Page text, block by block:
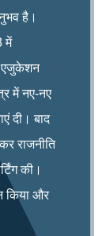
है।
में
एजुकेशन
में नए-नए
दी। बाद
राजनीति
की।
किया और